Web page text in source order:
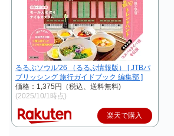
るるぶソウル'26 （るるぶ情報版） [ JTBパ
ブリッシング 旅行ガイドブック 編集部 ]
価格：1,375円（税込、送料無料)
(2025/10/1時点)
楽天で購入